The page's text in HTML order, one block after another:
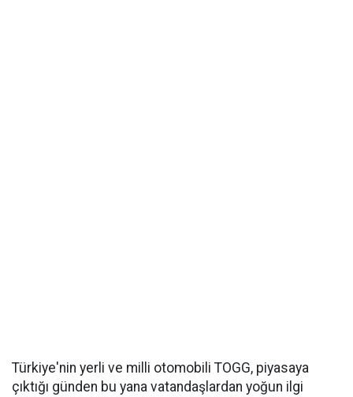
Türkiye'nin yerli ve milli otomobili TOGG, piyasaya
çıktığı günden bu yana vatandaşlardan yoğun ilgi